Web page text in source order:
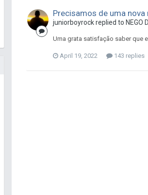
Precisamos de uma nova
juniorboyrockreplied to NEGO
Uma grata satisfação saber que
April 19, 2022 143 replies